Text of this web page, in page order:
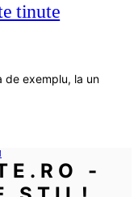
tinute
de exemplu, la un